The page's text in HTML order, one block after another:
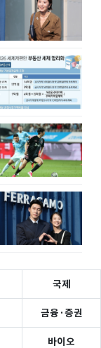
국제
금융·증권
바이오